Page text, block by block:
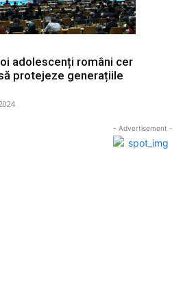
adolescenți români cer
protejeze generațiile
- Advertisement -